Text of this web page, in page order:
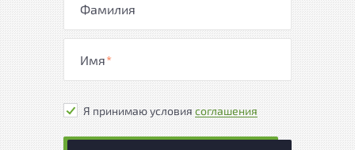
Фамилия
Имя*
Я принимаю условия соглашения